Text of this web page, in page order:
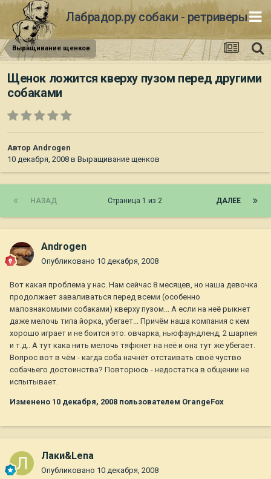
Лабрадор.ру собаки - ретриверы
Выращивание щенков
Щенок ложится кверху пузом перед другими
собаками
Автор Androgen
10 декабря, 2008 в Выращивание щенков
НАЗАД ДАЛЕЕ
Страница 1 из 2
Androgen
Опубликовано 10 декабря, 2008
Вот какая проблема у нас. Нам сейчас 8 месяцев, но наша девочка
продолжает заваливаться перед всеми (особенно
малознакомыми собаками) кверху пузом... А если на неё рыкнет
даже мелочь типа йорка, убегает... Причём наша компания с кем
хорошо играет и не боится это: овчарка, ньюфаундленд, 2 шарпея
и т.д.. А тут кака нить мелочь тяфкнет на неё и она тут же убегает.
Вопрос вот в чём - кагда соба начнёт отстаивать своё чуство
собачьего достоинства? Повторюсь - недостатка в общении не
испытывает.
Изменено 10 декабря, 2008 пользователем OrangeFox
Лаки&Lena
Опубликовано 10 декабря, 2008